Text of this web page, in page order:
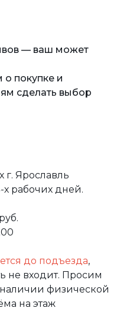
— ваш может
покупке и
сделать выбор
г. Ярославль
х рабочих дней.
до подъезда,
не входит. Просим
наличии физической
на этаж